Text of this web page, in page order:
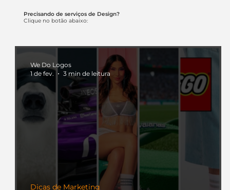
Precisando de serviços de Design?
Clique no botão abaixo:
Dicas de Marketing
We Do Logos
1 de fev.
3 min de leitura